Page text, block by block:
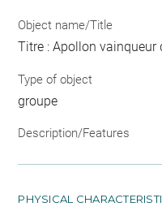
Object name/Title
Titre : Apollon vainqueur
Type of object
groupe
Description/Features
PHYSICAL